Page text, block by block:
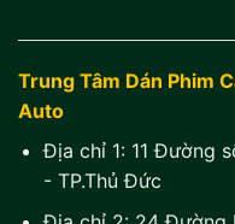
Trung Tâm Dán Phim
Auto
Địa chỉ 1: 11 Đường
- TP.Thủ Đức